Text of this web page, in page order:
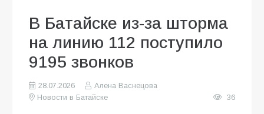
В Батайске из-за шторма
на линию 112 поступило
9195 звонков
28.07.2026
Алена Васнецова
Новости в Батайске
36